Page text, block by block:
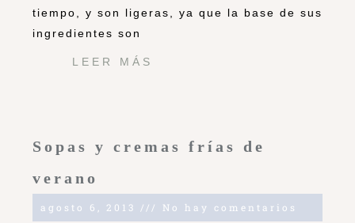
tiempo, y son ligeras, ya que la base de sus
ingredientes son
LEER MÁS
Sopas y cremas frías de
verano
agosto 6, 2013 No hay comentarios